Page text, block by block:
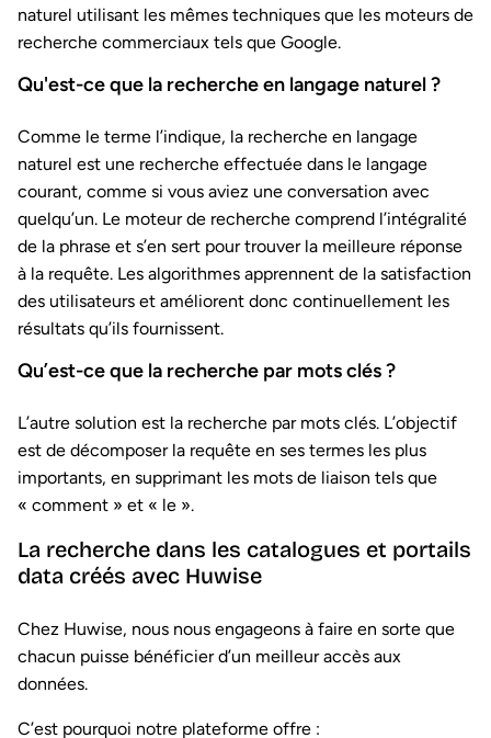
naturel utilisant les mêmes techniques que les moteurs de
recherche commerciaux tels que Google.
Qu'est-ce que la recherche en langage naturel ?
Comme le terme l’indique, la recherche en langage
naturel est une recherche effectuée dans le langage
courant, comme si vous aviez une conversation avec
quelqu’un. Le moteur de recherche comprend l’intégralité
de la phrase et s’en sert pour trouver la meilleure réponse
à la requête. Les algorithmes apprennent de la satisfaction
des utilisateurs et améliorent donc continuellement les
résultats qu’ils fournissent.
Qu’est-ce que la recherche par mots clés ?
L’autre solution est la recherche par mots clés. L’objectif
est de décomposer la requête en ses termes les plus
importants, en supprimant les mots de liaison tels que
« comment » et « le ».
La recherche dans les catalogues et portails
data créés avec Huwise
Chez Huwise, nous nous engageons à faire en sorte que
chacun puisse bénéficier d’un meilleur accès aux
données.
C’est pourquoi notre plateforme offre :